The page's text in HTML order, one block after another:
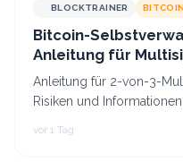
BLOCKTRAINER BITCOIN
Bitcoin-
Anleitung für
Anleitung für 2-von-3-
Risiken und
vor 1 Tag